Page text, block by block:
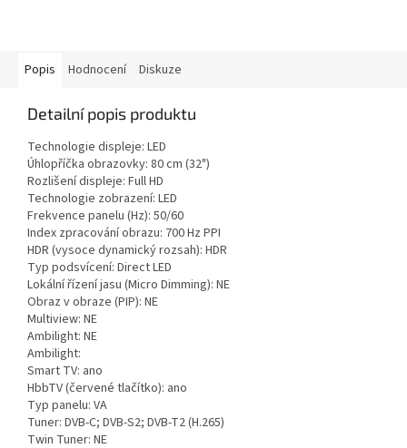
Popis Hodnocení Diskuze
Detailní popis produktu
Technologie displeje: LED
Úhlopříčka obrazovky: 80 cm (32")
Rozlišení displeje: Full HD
Technologie zobrazení: LED
Frekvence panelu (Hz): 50/60
Index zpracování obrazu: 700 Hz PPI
HDR (vysoce dynamický rozsah): HDR
Typ podsvícení: Direct LED
Lokální řízení jasu (Micro Dimming): NE
Obraz v obraze (PIP): NE
Multiview: NE
Ambilight: NE
Ambilight:
Smart TV: ano
HbbTV (červené tlačítko): ano
Typ panelu: VA
Tuner: DVB-C; DVB-S2; DVB-T2 (H.265)
Twin Tuner: NE